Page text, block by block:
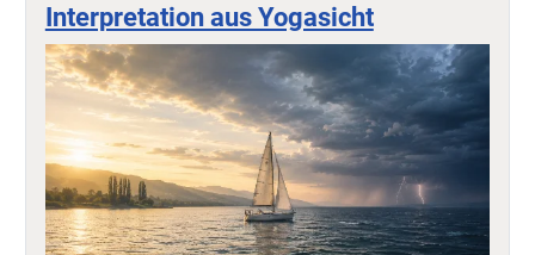
Interpretation aus Yogasicht